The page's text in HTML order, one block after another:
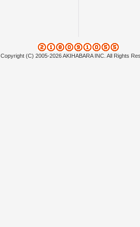
Copyright (C) 2005-2026 AKIHABARA INC. All Rights